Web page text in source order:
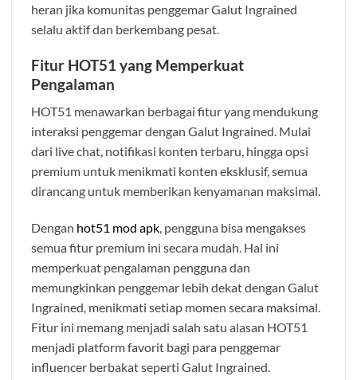
heran jika komunitas penggemar Galut Ingrained
selalu aktif dan berkembang pesat.
Fitur HOT51 yang Memperkuat
Pengalaman
HOT51 menawarkan berbagai fitur yang mendukung
interaksi penggemar dengan Galut Ingrained. Mulai
dari live chat, notifikasi konten terbaru, hingga opsi
premium untuk menikmati konten eksklusif, semua
dirancang untuk memberikan kenyamanan maksimal.
Dengan hot51 mod apk, pengguna bisa mengakses
semua fitur premium ini secara mudah. Hal ini
memperkuat pengalaman pengguna dan
memungkinkan penggemar lebih dekat dengan Galut
Ingrained, menikmati setiap momen secara maksimal.
Fitur ini memang menjadi salah satu alasan HOT51
menjadi platform favorit bagi para penggemar
influencer berbakat seperti Galut Ingrained.